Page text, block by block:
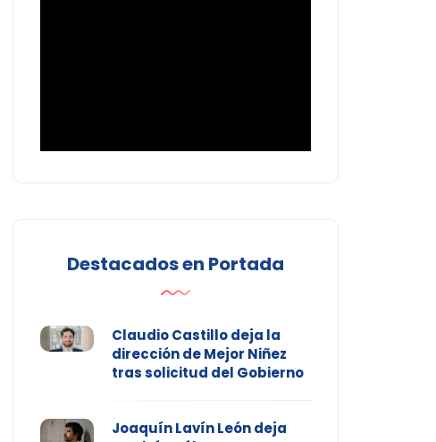
Destacados en Portada
Claudio Castillo deja la
dirección de Mejor Niñez
tras solicitud del Gobierno
Joaquín Lavín León deja